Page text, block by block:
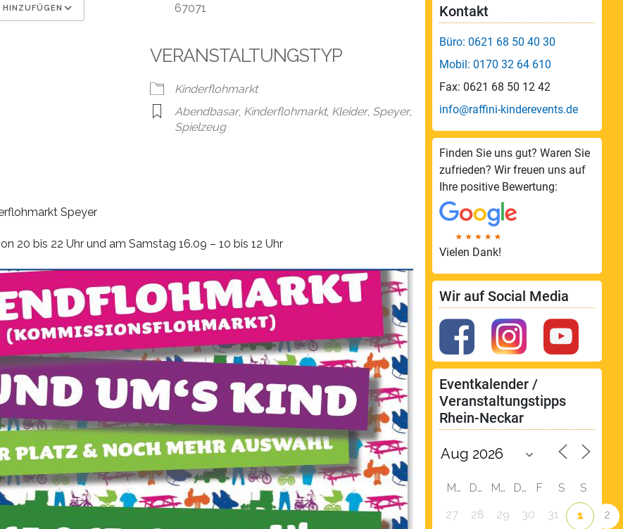
HINZUFÜGEN
67071
VERANSTALTUNGSTYP
Kinderflohmarkt
Abendbasar, Kinderflohmarkt, Kleider, Speyer,
Spielzeug
Speyer
20 bis 22 Uhr und am Samstag 16.09 – 10 bis 12 Uhr
Kontakt
Büro: 0621 68 50 40 30
Mobil: 0170 32 64 610
Fax: 0621 68 50 12 42
info@raffini-kinderevents.de
Finden Sie uns gut? Waren Sie
zufrieden? Wir freuen uns auf
Ihre positive Bewertung:
Vielen Dank!
Wir auf Social Media
Eventkalender /
Veranstaltungstipps
Rhein-Neckar
M D M D F S
S
27
28 29 30 31 1
2